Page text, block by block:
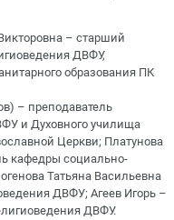
– старший
ДВФУ,
образования ПК
– преподаватель
и Духовного училища
Церкви; Платунова
кафедры социально-
Татьяна Васильевна
ДВФУ; Агеев Игорь –
ДВФУ.